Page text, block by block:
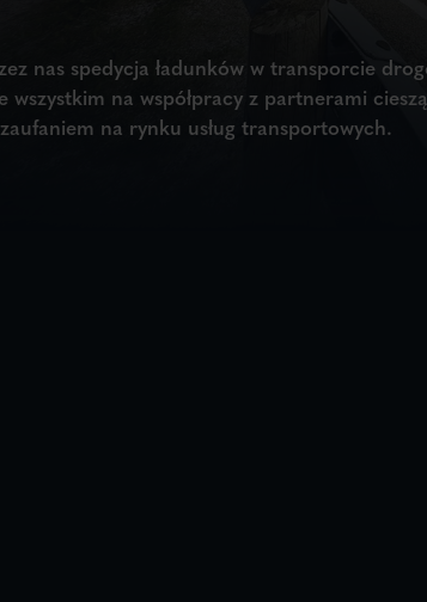
nas spedycja ładunków w transporcie
wszystkim na współpracy z partnerami
na rynku usług transportowych.